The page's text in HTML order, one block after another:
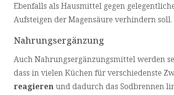
Ebenfalls als Hausmittel gegen
Aufsteigen der Magensäure verhindern soll.
Nahrungsergänzung
Auch Nahrungsergänzungsmittel werden
dass in vielen Küchen für verschiedenste
reagierenund dadurch das Sodbrennen